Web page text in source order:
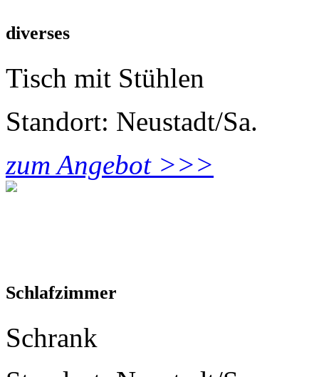
diverses
Tisch mit Stühlen
Standort: Neustadt/Sa.
zum Angebot >>>
Schlafzimmer
Schrank